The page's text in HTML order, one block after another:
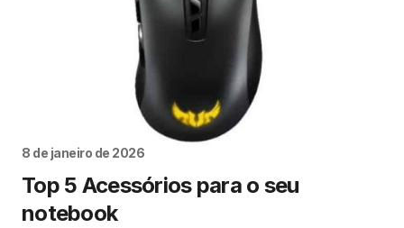
8 de janeiro de 2026
Top 5 Acessórios para o seu
notebook